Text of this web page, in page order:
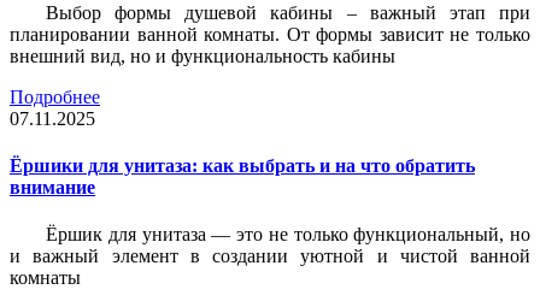
Выбор формы душевой кабины – важный этап при
планировании ванной комнаты. От формы зависит не только
внешний вид, но и функциональность кабины
Подробнее
07.11.2025
Ёршики для унитаза: как выбрать и на что обратить
внимание
Ёршик для унитаза — это не только функциональный, но
и важный элемент в создании уютной и чистой ванной
комнаты